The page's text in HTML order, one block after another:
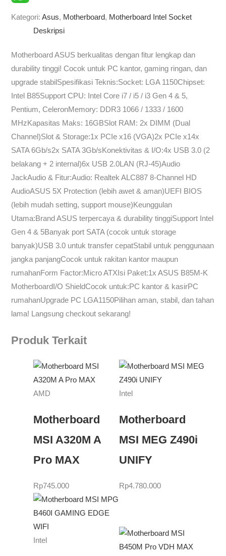
Kategori:Asus, Motherboard, Motherboard Intel Socket
Deskripsi
Motherboard ASUS berkualitas dengan fitur lengkap dan
durability tinggi! Cocok untuk PC kantor, gaming ringan, dan
upgrade stabilSpesifikasi Teknis:Socket: LGA 1150Chipset:
Intel B85Support CPU: Intel Core i7 / i5 / i3 Gen 4 & 5,
Pentium, CeleronMemory: DDR3 1066 / 1333 / 1600
MHzKapasitas Maks: 16GBSlot RAM: 2x DIMM (Dual
Channel)Slot & Storage:1x PCIe x16 (VGA)2x PCIe x14x
SATA 6Gb/s2x SATA 3Gb/sKonektivitas & I/O:4x USB 3.0 (2
belakang + 2 internal)6x USB 2.0LAN (RJ-45)Audio
JackAudio & Fitur:Audio: Realtek ALC887 8-Channel HD
AudioASUS 5X Protection (lebih awet & aman)UEFI BIOS
(lebih mudah setting, support mouse)Keunggulan
Utama:Brand ASUS terpercaya & durability tinggiSupport Intel
Gen 4 & 5Banyak port SATA (cocok untuk storage
banyak)USB 3.0 untuk transfer cepatStabil untuk penggunaan
jangka panjangCocok untuk rakitan kantor maupun
rumahanForm Factor:Micro ATXIsi Paket:1x ASUS B85M-K
MotherboardI/O ShieldCocok untuk:PC kantor & kasirPC
rumahanUpgrade PC LGA1150Pilihan aman, stabil, dan tahan
lama! Langsung checkout sekarang!
Produk Terkait
AMD
Motherboard
MSI A320M A
Pro MAX
Rp745.000
Intel
Motherboard
MSI MEG Z490i
UNIFY
Rp4.780.000
Intel